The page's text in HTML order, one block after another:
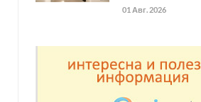
01 Авг. 2026